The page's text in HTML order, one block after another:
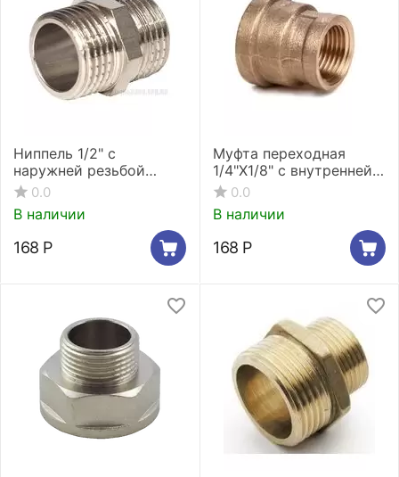
Ниппель 1/2" c
наружней резьбой
никелированный Stout
SFT-0004-001212
0.0
В наличии
168 Р
Муфта переходная
1/4"X1/8" с внутренней
резьбой Stout SFT-
0005-001418*
0.0
В наличии
168 Р